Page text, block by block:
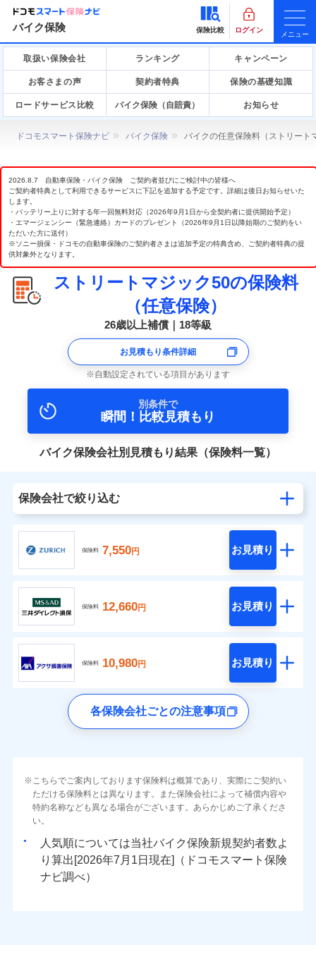
バイク保険 保険比較 ログイン
メニュー
取扱い保険会社 ランキング キャンペーン
お客さまの声 契約者特典 保険の基礎知識
ロードサービス比較 バイク保険（自賠責） お知らせ
ドコモスマート保険ナビ バイク保険 バイクの任意保険料（ストリー
2026.8.7 自動車保険・バイク保険 ご契約者並びにご検討中の皆様へ
ご契約者特典として利用できるサービスに下記を追加する予定です。詳細は後日お知らせいた
します。
・バッテリー上りに対する年一回無料対応（2026年9月1日から全契約者に提供開始予定）
・エマージェンシー（緊急連絡）カードのプレゼント（2026年9月1日以降始期のご契約をい
ただいた方に送付）
※ソニー損保・ドコモの自動車保険のご契約者さまは追加予定の特典含め、ご契約者特典の提
供対象外となります。
ストリートマジック50の保険料
（任意保険）
26歳以上補償｜18等級
お見積もり条件詳細
自動設定されている項目があります
別条件で
瞬間！比較見積もり
バイク保険会社別見積もり結果（保険料一覧）
保険会社で絞り込む
保険料 7,550円 お見積り
保険料 12,660円 お見積り
保険料 10,980円 お見積り
各保険会社ごとの注意事項
こちらでご案内しております保険料は概算であり、実際にご契約い
ただける保険料とは異なります。また保険会社によって補償内容や
特約名称なども異なる場合がございます。あらかじめご了承くださ
い。
人気順については当社
新規契約者数よ
り算出[
年 月
日現在]（ドコモスマート保険
ナビ調べ）